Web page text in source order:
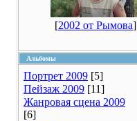
[2002 от Рымова]
Альбомы
Портрет 2009 [5]
Пейзаж 2009 [11]
Жанровая сцена 2009
[6]